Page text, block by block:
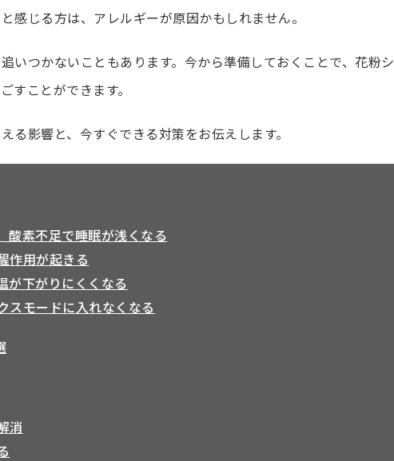
感じる方は、アレルギーが原因かもしれません。
いつかないこともあります。今から準備しておくことで、花粉シ
すことができます。
る影響と、今すぐできる対策をお伝えします。
酸素不足で睡眠が浅くなる
作用が起きる
が下がりにくくなる
スモードに入れなくなる
消